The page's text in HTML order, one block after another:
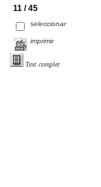
11 / 45
seleccionar
imprimir
Text complet